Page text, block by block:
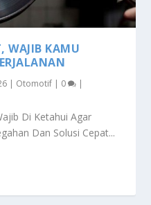
WAJIB KAMU
| Otomotif | 0 |
Di Ketahui Agar
Dan Solusi Cepat...